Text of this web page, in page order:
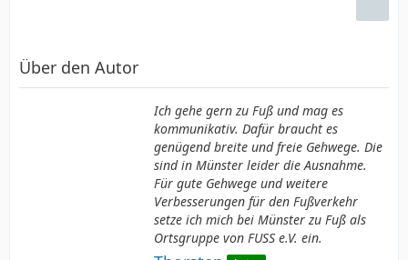
Über den Autor
Ich gehe gern zu Fuß und mag es
kommunikativ. Dafür braucht es
genügend breite und freie Gehwege. Die
sind in Münster leider die Ausnahme.
Für gute Gehwege und weitere
Verbesserungen für den Fußverkehr
setze ich mich bei Münster zu Fuß als
Ortsgruppe von FUSS e.V. ein.